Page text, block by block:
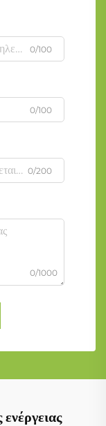
0/100
0/100
0/200
0/1000